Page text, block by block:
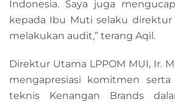
Indonesia. Saya juga
kepada Ibu Muti selaku direktur
melakukan audit,” terang Aqil.
Direktur Utama LPPOM MUI, Ir.
mengapresiasi komitmen
teknis Kenangan Brands